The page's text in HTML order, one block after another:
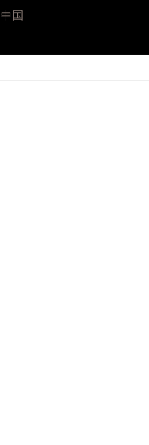
中国